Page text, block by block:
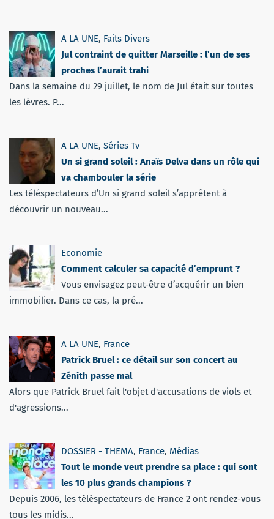
A LA UNE, Faits Divers
Jul contraint de quitter Marseille : l’un de ses
proches l’aurait trahi
Dans la semaine du 29 juillet, le nom de Jul était sur toutes
les lèvres. P...
A LA UNE, Séries Tv
Un si grand soleil : Anaïs Delva dans un rôle qui
va chambouler la série
Les téléspectateurs d’Un si grand soleil s’apprêtent à
découvrir un nouveau...
Economie
Comment calculer sa capacité d’emprunt ?
Vous envisagez peut-être d’acquérir un bien
immobilier. Dans ce cas, la pré...
A LA UNE, France
Patrick Bruel : ce détail sur son concert au
Zénith passe mal
Alors que Patrick Bruel fait l'objet d'accusations de viols et
d'agressions...
DOSSIER - THEMA, France, Médias
Tout le monde veut prendre sa place : qui sont
les 10 plus grands champions ?
Depuis 2006, les téléspectateurs de France 2 ont rendez-vous
tous les midis...